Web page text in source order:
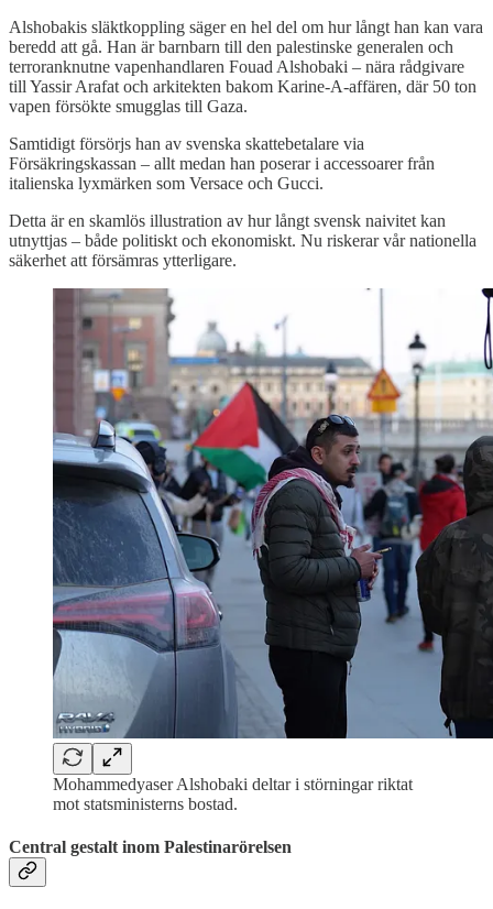
Alshobakis släktkoppling säger en hel del om hur långt han kan vara
beredd att gå. Han är barnbarn till den palestinske generalen och
terroranknutne vapenhandlaren Fouad Alshobaki – nära rådgivare
till Yassir Arafat och arkitekten bakom Karine-A-affären, där 50 ton
vapen försökte smugglas till Gaza.
Samtidigt försörjs han av svenska skattebetalare via
Försäkringskassan – allt medan han poserar i accessoarer från
italienska lyxmärken som Versace och Gucci.
Detta är en skamlös illustration av hur långt svensk naivitet kan
utnyttjas – både politiskt och ekonomiskt. Nu riskerar vår nationella
säkerhet att försämras ytterligare.
Mohammedyaser Alshobaki deltar i störningar riktat
mot statsministerns bostad.
Central gestalt inom Palestinarörelsen